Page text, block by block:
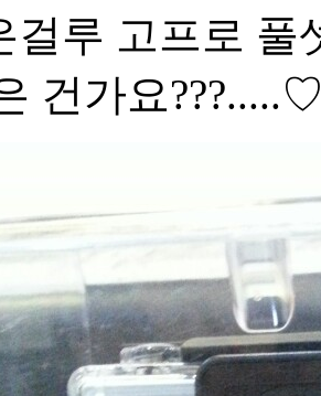
걸루 고프로 풀
건가요